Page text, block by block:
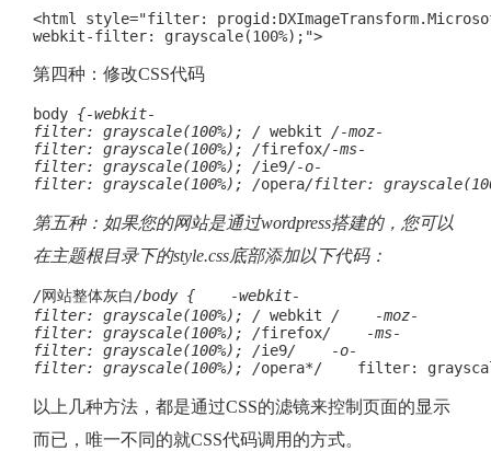
<html style="filter:
webkit-filter: grayscale(100%);">
第四种：修改CSS代码
body {-webkit-
filter: grayscale(100%); / webkit /-moz-
filter: grayscale(100%); /firefox/-ms-
filter: grayscale(100%); /ie9/-o-
filter: grayscale(100%); /opera/filter:
第五种：如果您的网站是通过wordpress搭建的，您可以
在主题根目录下的style.css底部添加以下代码：
/网站整体灰白/body {    -webkit-
filter: grayscale(100%); / webkit /    -moz-
filter: grayscale(100%); /firefox/    -ms-
filter: grayscale(100%); /ie9/    -o-
filter: grayscale(100%); /opera*/    filter:
以上几种方法，都是通过CSS的滤镜来控制页面的显示
而已，唯一不同的就CSS代码调用的方式。